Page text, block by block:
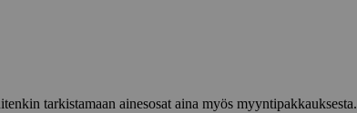
tarkistamaan ainesosat aina myös myyntipakkauksesta.